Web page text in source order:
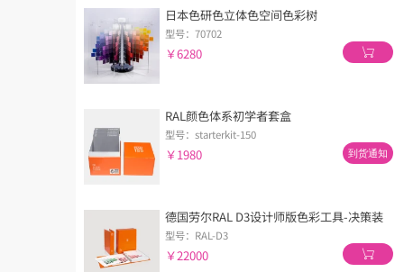
日本色研色立体色空间色彩树
型号：70702
￥6280
RAL颜色体系初学者套盒
型号：starterkit-150
￥1980 到货通知
德国劳尔RAL D3设计师版色彩工具-决策装
型号：RAL-D3
￥22000